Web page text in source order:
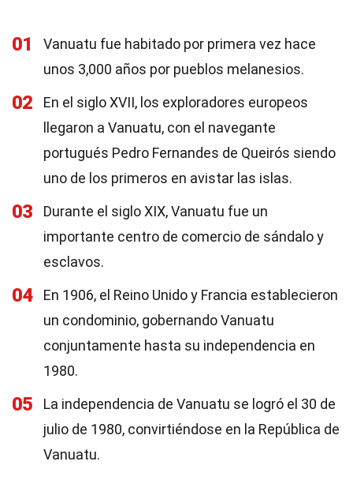
01
Vanuatu fue habitado por primera vez hace
unos 3,000 años por pueblos melanesios.
02
En el siglo XVII, los exploradores europeos
llegaron a Vanuatu, con el navegante
portugués Pedro Fernandes de Queirós siendo
uno de los primeros en avistar las islas.
03
Durante el siglo XIX, Vanuatu fue un
importante centro de comercio de sándalo y
esclavos.
04
En 1906, el Reino Unido y Francia establecieron
un condominio, gobernando Vanuatu
conjuntamente hasta su independencia en
1980.
05
La independencia de Vanuatu se logró el 30 de
julio de 1980, convirtiéndose en la República de
Vanuatu.